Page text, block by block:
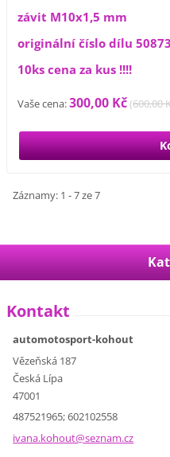
závit M10x1,5 mm
originální číslo dílu
10ks cena za kus !!!!
Vaše cena:300,00 Kč(600,00
Záznamy: 1 - 7 ze 7
Kontakt
automotosport-kohout
Vězeňská 187
Česká Lípa
47001
487521965; 602102558
ivana.kohout@seznam.cz